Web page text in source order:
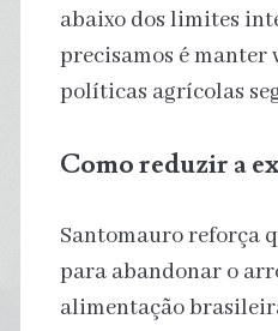
abaixo dos limites
precisamos é manter
políticas agrícolas
Como reduzir a
Santomauro reforça
para abandonar o
alimentação